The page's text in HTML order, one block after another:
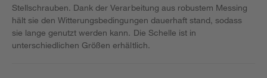
Stellschrauben. Dank der Verarbeitung aus robustem Messing
hält sie den Witterungsbedingungen dauerhaft stand, sodass
sie lange genutzt werden kann. Die Schelle ist in
unterschiedlichen Größen erhältlich.